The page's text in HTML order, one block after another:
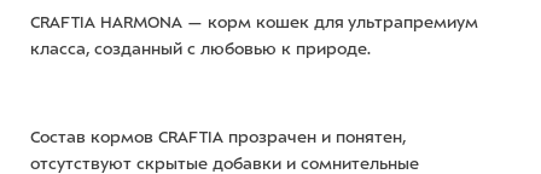
CRAFTIA HARMONA — корм кошек для ультрапремиум
класса, созданный с любовью к природе.
Состав кормов CRAFTIA прозрачен и понятен,
отсутствуют скрытые добавки и сомнительные